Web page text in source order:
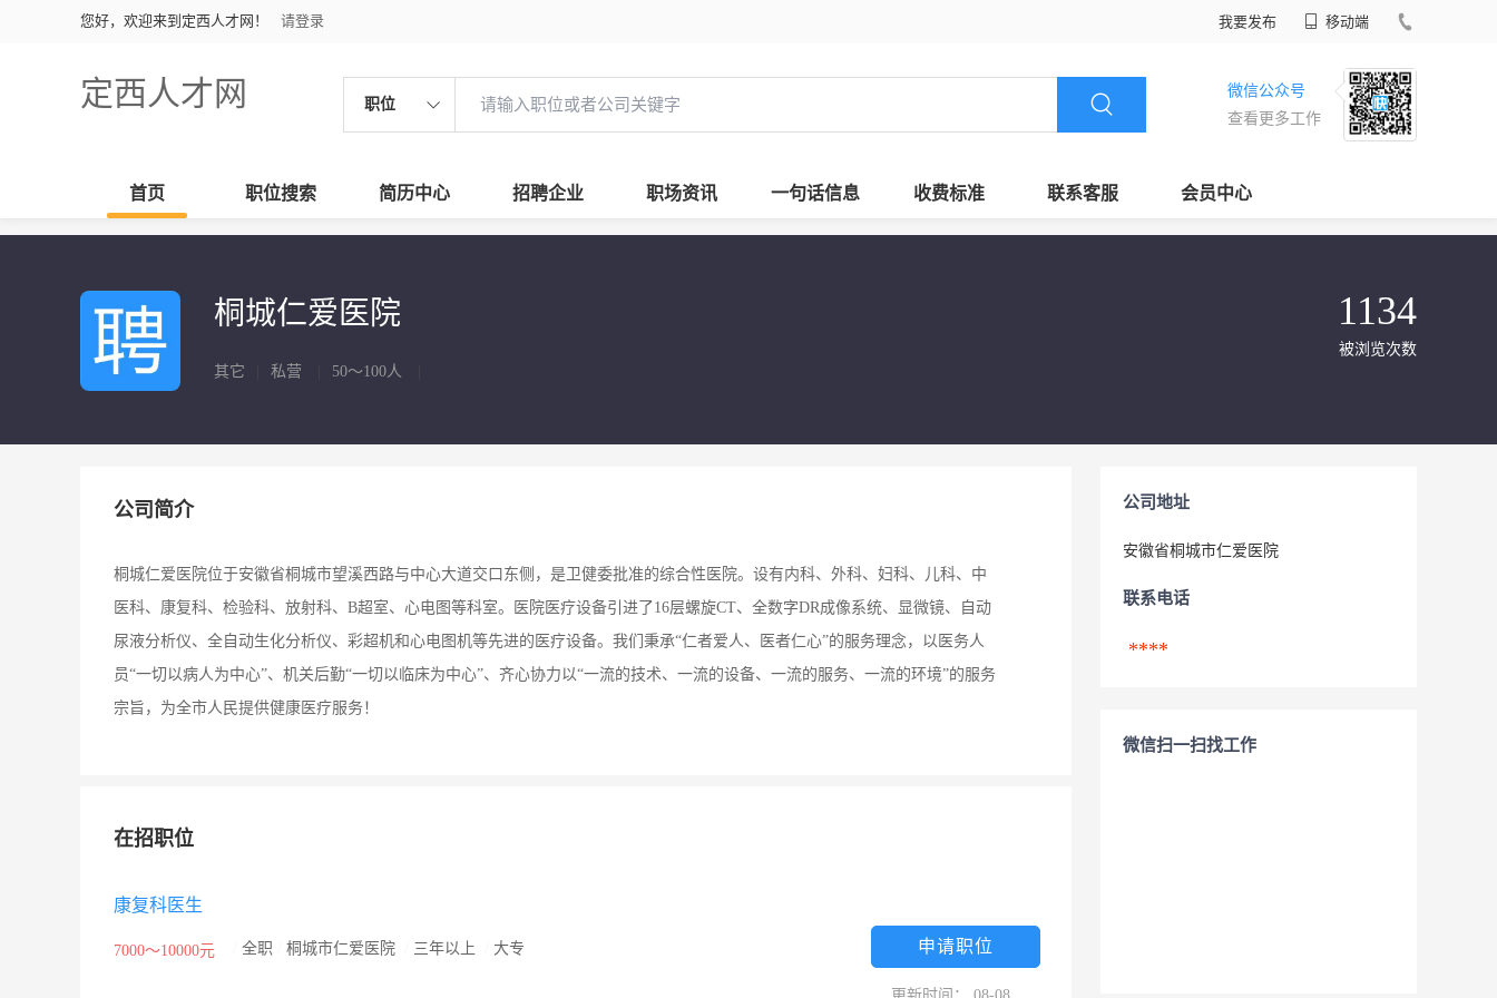
您好，欢迎来到定西人才网！ 请登录 我要发布 移动端
定西人才网 职位
微信公众号
查看更多工作
首页 职位搜索 简历中心 招聘企业 职场资讯 一句话信息 收费标准 联系客服 会员中心
桐城仁爱医院
其它 私营 50～100人
1134
被浏览次数
公司简介
桐城仁爱医院位于安徽省桐城市望溪西路与中心大道交口东侧，是卫健委批准的综合性医院。设有内科、外科、妇科、儿科、中
医科、康复科、检验科、放射科、B超室、心电图等科室。医院医疗设备引进了16层螺旋CT、全数字DR成像系统、显微镜、自动
尿液分析仪、全自动生化分析仪、彩超机和心电图机等先进的医疗设备。我们秉承“仁者爱人、医者仁心”的服务理念，以医务人
员“一切以病人为中心”、机关后勤“一切以临床为中心”、齐心协力以“一流的技术、一流的设备、一流的服务、一流的环境”的服务
宗旨，为全市人民提供健康医疗服务！
在招职位
康复科医生
7000～10000元 全职 桐城市仁爱医院 三年以上 大专 申请职位
公司地址
安徽省桐城市仁爱医院
联系电话
****
微信扫一扫找工作